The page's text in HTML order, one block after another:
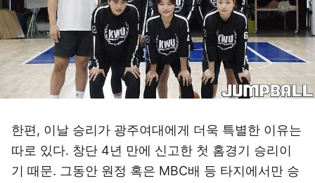
한편, 이날 승리가 광주여대에게 더욱 특별한 이유는
따로 있다. 창단 4년 만에 신고한 첫 홈경기 승리이
기 때문. 그동안 원정 혹은 MBC배 등 타지에서만 승